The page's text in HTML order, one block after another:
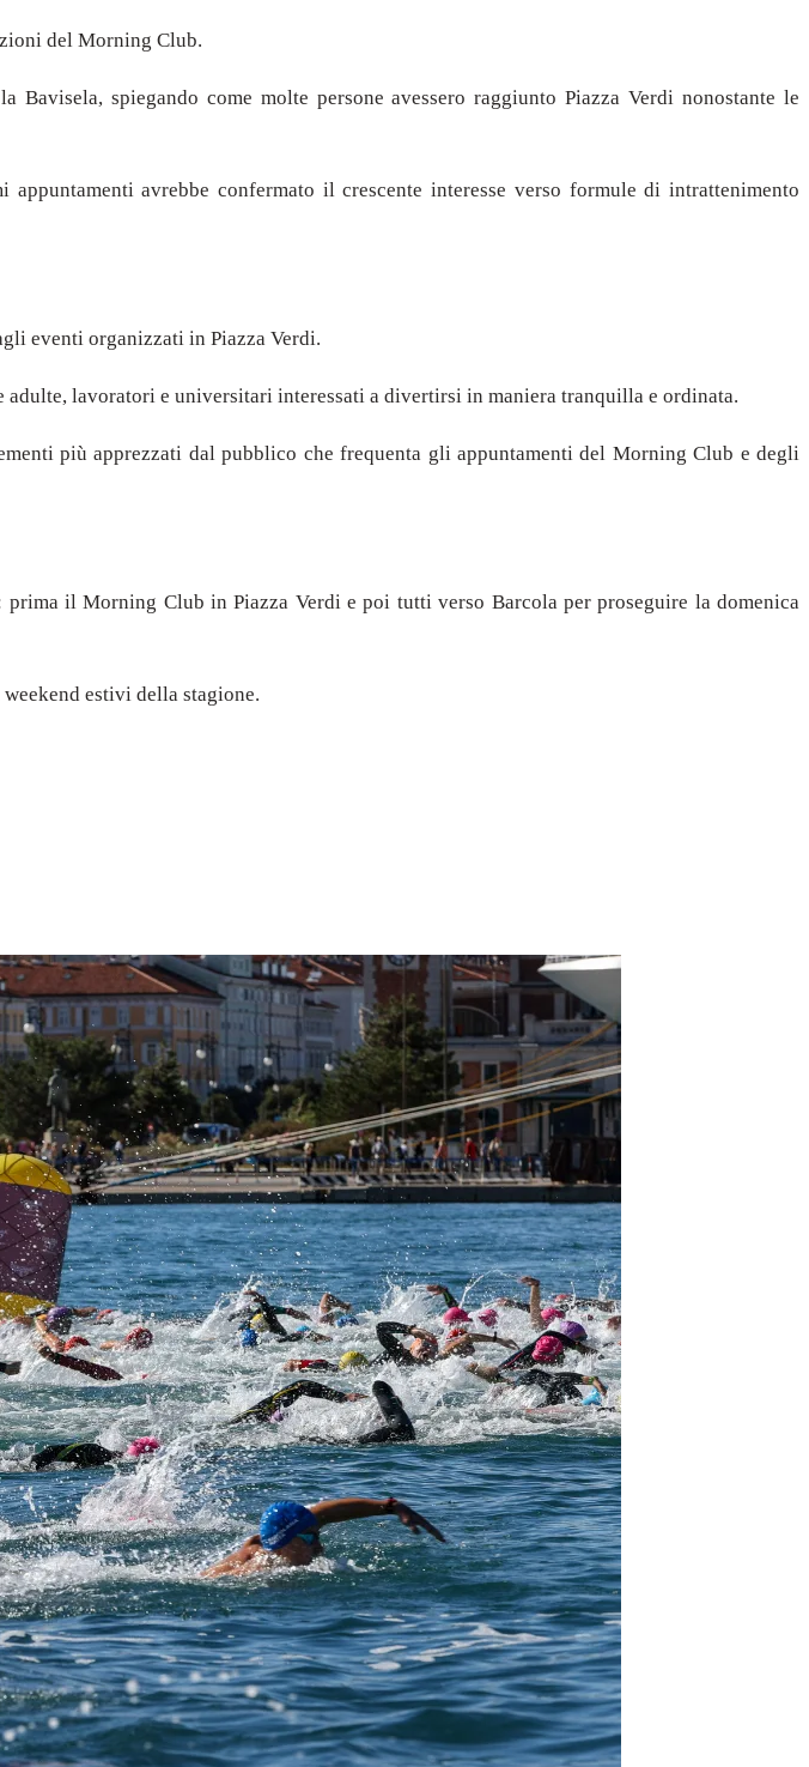
del Morning Club.
spiegando come molte persone avessero raggiunto Piazza Verdi nonostante le
avrebbe confermato il crescente interesse verso formule di intrattenimento
eventi organizzati in Piazza Verdi.
lavoratori e universitari interessati a divertirsi in maniera tranquilla e ordinata.
più apprezzati dal pubblico che frequenta gli appuntamenti del Morning Club e degli
il Morning Club in Piazza Verdi e poi tutti verso Barcola per proseguire la domenica
estivi della stagione.